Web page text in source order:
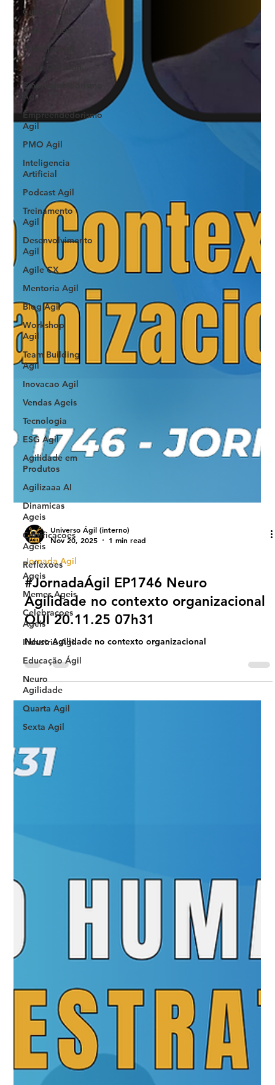
Cultura Agil
Cases Ageis
Palestra Agil
Agile Decision
Empreendedorismo
Ágil
Empreendedorismo
Agil
PMO Agil
Inteligencia
Artificial
Podcast Agil
Treinamento
Agil
Desenvolvimento
Agil
Agile CX
Mentoria Agil
Blog Agil
Workshop
Agil
Team Building
Agil
Inovacao Agil
Vendas Ageis
Tecnologia
ESG Agil
Agilidade em
Produtos
Agilizaaa AI
Dinamicas
Ageis
Certificacoes
Ageis
Reflexoes
Ageis
Memes Ageis
Celebracoes
Ageis
Industria Agil
Educação Ágil
Neuro
Agilidade
Quarta Agil
Sexta Agil
Universo Ágil (interno)
Nov 20, 2025
Jornada Agil
#JornadaÁgil EP1746 Neuro
Agilidade no contexto organizacional
QUI 20.11.25 07h31
Neuro Agilidade no contexto organizacional